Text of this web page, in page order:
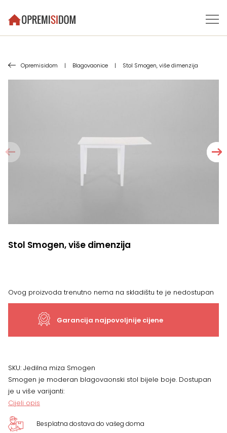
Opremisidom | Blagovaonice | Stol Smogen, više dimenzija
Stol Smogen, više dimenzija
Ovog proizvoda trenutno nema na skladištu te je nedostupan
Garancija najpovoljnije cijene
SKU: Jedilna miza Smogen
Smogen je moderan blagovaonski stol bijele boje. Dostupan
je u više varijanti:
Cijeli opis
Besplatna dostava do vašeg doma